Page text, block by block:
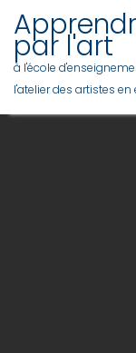
content
par l'art
à l'école
l'atelier des artistes en